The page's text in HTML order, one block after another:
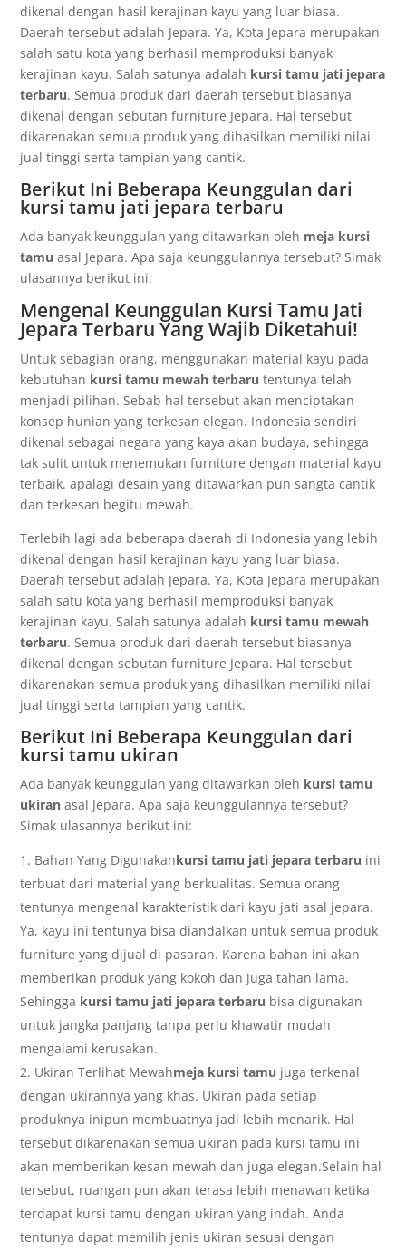
dikenal dengan hasil kerajinan kayu yang luar biasa.
Daerah tersebut adalah Jepara. Ya, Kota Jepara merupakan
salah satu kota yang berhasil memproduksi banyak
kerajinan kayu. Salah satunya adalah kursi tamu jati jepara
terbaru. Semua produk dari daerah tersebut biasanya
dikenal dengan sebutan furniture Jepara. Hal tersebut
dikarenakan semua produk yang dihasilkan memiliki nilai
jual tinggi serta tampian yang cantik.
Berikut Ini Beberapa Keunggulan dari
kursi tamu jati jepara terbaru
Ada banyak keunggulan yang ditawarkan oleh meja kursi
tamuasal Jepara. Apa saja keunggulannya tersebut? Simak
ulasannya berikut ini:
Mengenal Keunggulan Kursi Tamu Jati
Jepara Terbaru Yang Wajib Diketahui!
Untuk sebagian orang, menggunakan material kayu pada
kebutuhan kursi tamu mewah terbaru tentunya telah
menjadi pilihan. Sebab hal tersebut akan menciptakan
konsep hunian yang terkesan elegan. Indonesia sendiri
dikenal sebagai negara yang kaya akan budaya, sehingga
tak sulit untuk menemukan furniture dengan material kayu
terbaik. apalagi desain yang ditawarkan pun sangta cantik
dan terkesan begitu mewah.
Terlebih lagi ada beberapa daerah di Indonesia yang lebih
dikenal dengan hasil kerajinan kayu yang luar biasa.
Daerah tersebut adalah Jepara. Ya, Kota Jepara merupakan
salah satu kota yang berhasil memproduksi banyak
kerajinan kayu. Salah satunya adalah kursi tamu mewah
terbaru. Semua produk dari daerah tersebut biasanya
dikenal dengan sebutan furniture Jepara. Hal tersebut
dikarenakan semua produk yang dihasilkan memiliki nilai
jual tinggi serta tampian yang cantik.
Berikut Ini Beberapa Keunggulan dari
kursi tamu ukiran
Ada banyak keunggulan yang ditawarkan oleh kursi tamu
ukiranasal Jepara. Apa saja keunggulannya tersebut?
Simak ulasannya berikut ini:
Bahan Yang Digunakankursi tamu jati jepara terbaru ini
terbuat dari material yang berkualitas. Semua orang
tentunya mengenal karakteristik dari kayu jati asal jepara.
Ya, kayu ini tentunya bisa diandalkan untuk semua produk
furniture yang dijual di pasaran. Karena bahan ini akan
memberikan produk yang kokoh dan juga tahan lama.
Sehingga kursi tamu jati jepara terbaru bisa digunakan
untuk jangka panjang tanpa perlu khawatir mudah
mengalami kerusakan.
Ukiran Terlihat Mewahmeja kursi tamu juga terkenal
dengan ukirannya yang khas. Ukiran pada setiap
produknya inipun membuatnya jadi lebih menarik. Hal
tersebut dikarenakan semua ukiran pada kursi tamu ini
akan memberikan kesan mewah dan juga elegan.Selain hal
tersebut, ruangan pun akan terasa lebih menawan ketika
terdapat kursi tamu dengan ukiran yang indah. Anda
tentunya dapat memilih jenis ukiran sesuai dengan